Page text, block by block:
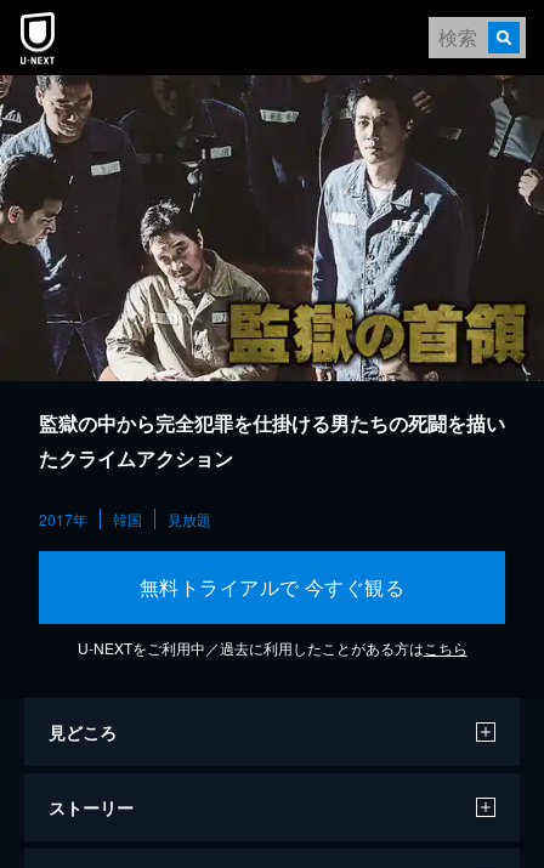
本文へスキップ
監獄の中から完全犯罪を仕掛ける男たちの死闘を描い
たクライムアクション
2017年 韓国 見放題
無料トライアルで 今すぐ観る
U-NEXTをご利用中／過去に利用したことがある方は こちら
見どころ
ストーリー